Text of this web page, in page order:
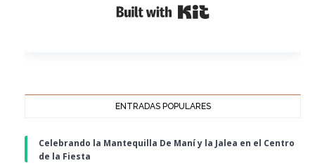
ENTRADAS POPULARES
Celebrando la Mantequilla De Maní y la Jalea en el Centro
de la Fiesta